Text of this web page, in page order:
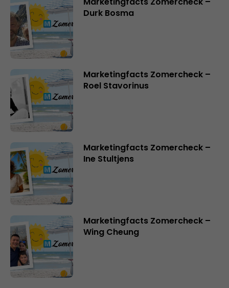
Durk Bosma
Marketingfacts Zomercheck –
Roel Stavorinus
Marketingfacts Zomercheck –
Ine Stultjens
Marketingfacts Zomercheck –
Wing Cheung